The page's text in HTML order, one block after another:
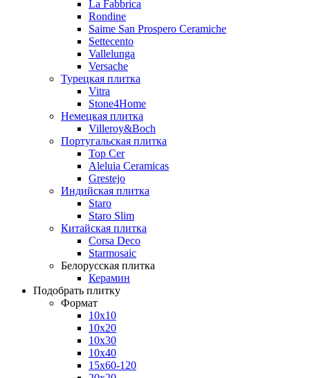
La Fabbrica
Rondine
Saime San Prospero Ceramiche
Settecento
Vallelunga
Versache
Турецкая плитка
Vitra
Stone4Home
Немецкая плитка
Villeroy&Boch
Португальская плитка
Top Cer
Aleluia Ceramicas
Grestejo
Индийская плитка
Staro
Staro Slim
Китайская плитка
Corsa Deco
Starmosaic
Белорусская плитка
Керамин
Подобрать плитку
Формат
10x10
10x20
10x30
10x40
15x60-120